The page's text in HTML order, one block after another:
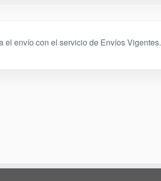
el envío con el servicio de Envíos Vigentes.